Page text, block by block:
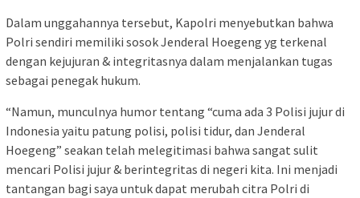
Dalam unggahannya tersebut, Kapolri menyebutkan bahwa
Polri sendiri memiliki sosok Jenderal Hoegeng yg terkenal
dengan kejujuran & integritasnya dalam menjalankan tugas
sebagai penegak hukum.
“Namun, munculnya humor tentang “cuma ada 3 Polisi jujur di
Indonesia yaitu patung polisi, polisi tidur, dan Jenderal
Hoegeng” seakan telah melegitimasi bahwa sangat sulit
mencari Polisi jujur & berintegritas di negeri kita. Ini menjadi
tantangan bagi saya untuk dapat merubah citra Polri di